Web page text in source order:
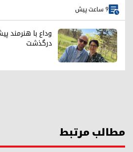
9 ساعت پیش
وداع با هنرمند
درگذشت
مطالب مرتبط